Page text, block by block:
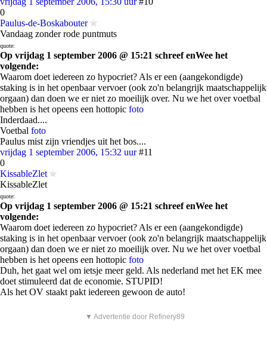
0
Paulus-de-Boskabouter
Vandaag zonder rode puntmuts
quote:
Op vrijdag 1 september 2006 @ 15:21 schreef enWee het
volgende:
Waarom doet iedereen zo hypocriet? Als er een (aangekondigde)
staking is in het openbaar vervoer (ook zo'n belangrijk maatschappelijk
orgaan) dan doen we er niet zo moeilijk over. Nu we het over voetbal
hebben is het opeens een hottopic foto
Inderdaad....
Voetbal foto
Paulus mist zijn vriendjes uit het bos....
vrijdag 1 september 2006, 15:32 uur #11
0
KissableZlet
KissableZlet
quote:
Op vrijdag 1 september 2006 @ 15:21 schreef enWee het
volgende:
Waarom doet iedereen zo hypocriet? Als er een (aangekondigde)
staking is in het openbaar vervoer (ook zo'n belangrijk maatschappelijk
orgaan) dan doen we er niet zo moeilijk over. Nu we het over voetbal
hebben is het opeens een hottopic foto
Duh, het gaat wel om ietsje meer geld. Als nederland met het EK mee
doet stimuleerd dat de economie. STUPID!
Als het OV staakt pakt iedereen gewoon de auto!
▼ Advertentie door Refinery89